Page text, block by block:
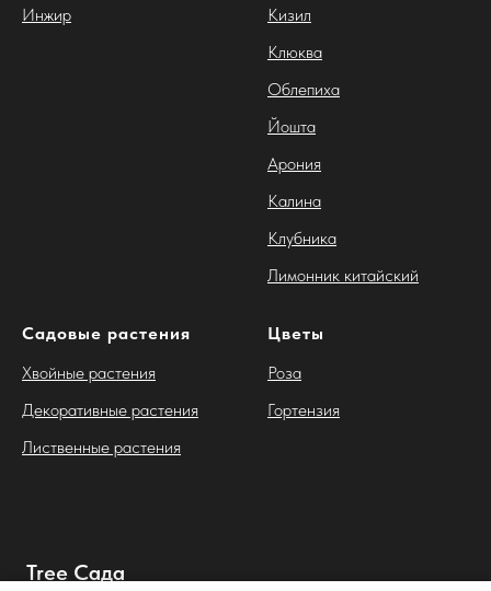
Инжир
Кизил
Клюква
Облепиха
Йошта
Арония
Калина
Клубника
Лимонник китайский
Садовые растения
Хвойные растения
Декоративные растения
Лиственные растения
Цветы
Роза
Гортензия
Tree Сада